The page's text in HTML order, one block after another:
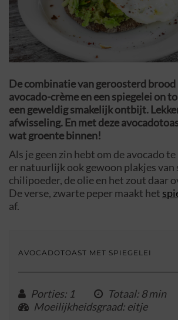
De combinatie van geroosterd
avocado-crème en een spiegelei on
een geweldig smakelijk ontbijt.
afwisseling. En met deze
wat groente binnen!
Als je geen zin hebt om de avocado
er natuurlijk ook gewoon plakjes van
chilipoeder, de olie en het zout daar
De verse, zwarte peper maakt het
af.
AVOCADOTOAST MET SPIEGELEI
Porties: 1 Totaal: 8 min
Moeilijkheidsgraad: eitje